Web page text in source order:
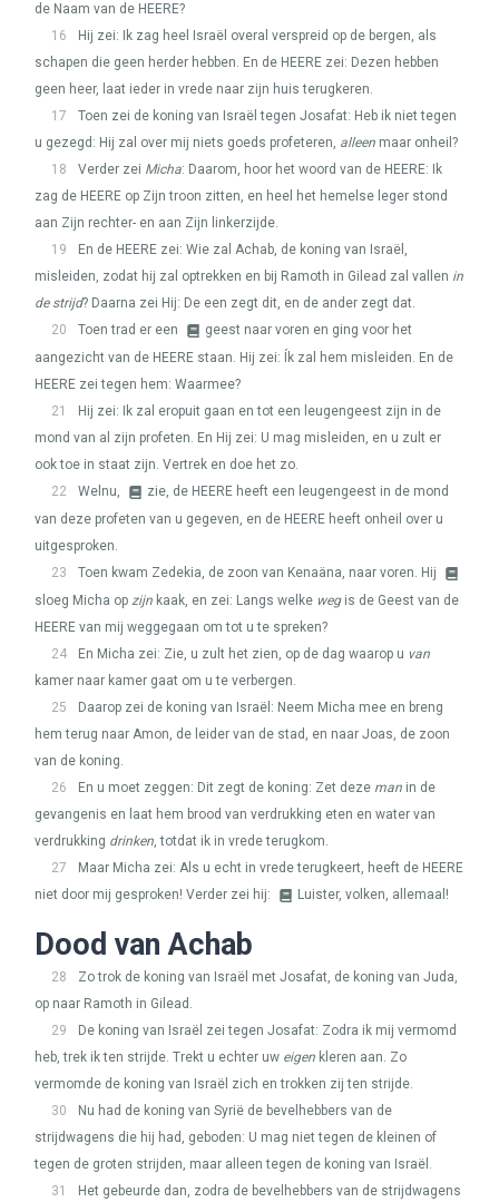
de Naam van de HEERE?
16
Hij zei: Ik zag heel Israël overal verspreid op de bergen, als
schapen die geen herder hebben. En de HEERE zei: Dezen hebben
geen heer, laat ieder in vrede naar zijn huis terugkeren.
17
Toen zei de koning van Israël tegen Josafat: Heb ik niet tegen
u gezegd: Hij zal over mij niets goeds profeteren, alleen maar onheil?
18
Verder zei Micha: Daarom, hoor het woord van de HEERE: Ik
zag de HEERE op Zijn troon zitten, en heel het hemelse leger stond
aan Zijn rechter- en aan Zijn linkerzijde.
19
En de HEERE zei: Wie zal Achab, de koning van Israël,
misleiden, zodat hij zal optrekken en bij Ramoth in Gilead zal vallen in
de strijd? Daarna zei Hij: De een zegt dit, en de ander zegt dat.
20
Toen trad er een
geest naar voren en ging voor het
aangezicht van de HEERE staan. Hij zei: Ík zal hem misleiden. En de
HEERE zei tegen hem: Waarmee?
21
Hij zei: Ik zal eropuit gaan en tot een leugengeest zijn in de
mond van al zijn profeten. En Hij zei: U mag misleiden, en u zult er
ook toe in staat zijn. Vertrek en doe het zo.
22
Welnu, zie, de HEERE heeft een leugengeest in de mond
van deze profeten van u gegeven, en de HEERE heeft onheil over u
uitgesproken.
23
Toen kwam Zedekia, de zoon van Kenaäna, naar voren. Hij
sloeg Micha op zijn kaak, en zei: Langs welke wegis de Geest van de
HEERE van mij weggegaan om tot u te spreken?
24
En Micha zei: Zie, u zult het zien, op de dag waarop u van
kamer naar kamer gaat om u te verbergen.
25
Daarop zei de koning van Israël: Neem Micha mee en breng
hem terug naar Amon, de leider van de stad, en naar Joas, de zoon
van de koning.
26
En u moet zeggen: Dit zegt de koning: Zet deze man in de
gevangenis en laat hem brood van verdrukking eten en water van
verdrukking drinken, totdat ik in vrede terugkom.
27
Maar Micha zei: Als u echt in vrede terugkeert, heeft de HEERE
niet door mij gesproken! Verder zei hij:
Luister, volken, allemaal!
Dood van Achab
28
Zo trok de koning van Israël met Josafat, de koning van Juda,
op naar Ramoth in Gilead.
29
De koning van Israël zei tegen Josafat: Zodra ik mij vermomd
heb, trek ik ten strijde. Trekt u echter uw eigen kleren aan. Zo
vermomde de koning van Israël zich en trokken zij ten strijde.
30
Nu had de koning van Syrië de bevelhebbers van de
strijdwagens die hij had, geboden: U mag niet tegen de kleinen of
tegen de groten strijden, maar alleen tegen de koning van Israël.
31
Het gebeurde dan, zodra de bevelhebbers van de strijdwagens